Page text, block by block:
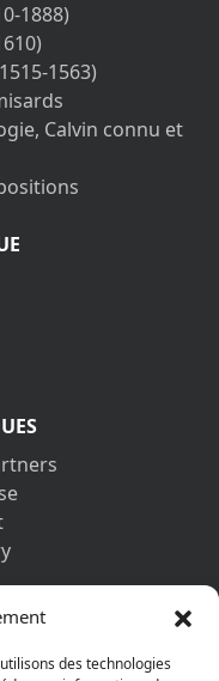
des technologies
1888)
1563)
Calvin connu et